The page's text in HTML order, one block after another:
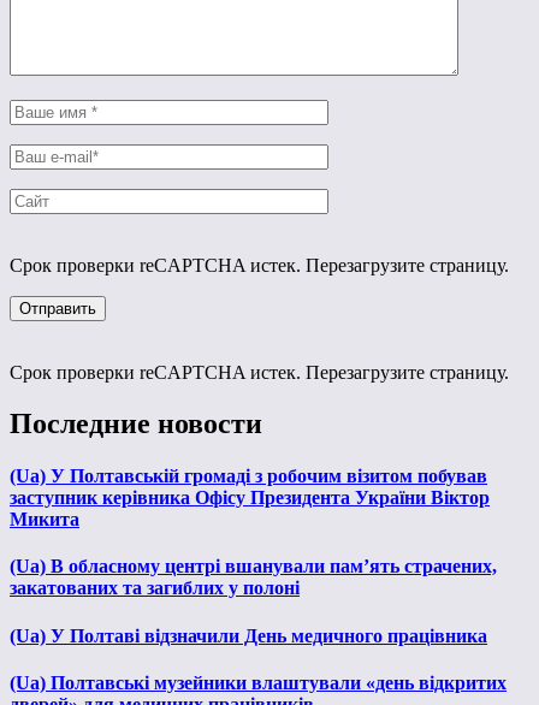
Срок проверки reCAPTCHA истек. Перезагрузите страницу.
Срок проверки reCAPTCHA истек. Перезагрузите страницу.
Последние новости
(Ua) У Полтавській громаді з робочим візитом побував
заступник керівника Офісу Президента України Віктор
Микита
(Ua) В обласному центрі вшанували пам’ять страчених,
закатованих та загиблих у полоні
(Ua) У Полтаві відзначили День медичного працівника
(Ua) Полтавські музейники влаштували «день відкритих